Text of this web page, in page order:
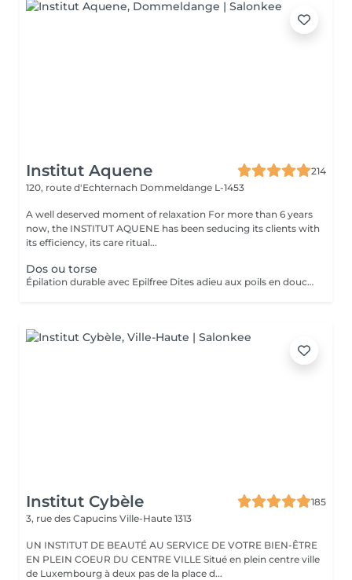
Institut Aquene
214
120, route d'Echternach Dommeldange L-1453
A well deserved moment of relaxation For more than 6 years
now, the INSTITUT AQUENE has been seducing its clients with
its efficiency, its care ritual...
Dos ou torse
Épilation durable avec Epilfree Dites adieu aux poils en douceur Découvrez Epilfree, une méthode révolutionnaire qui permet de réduire durablement la pilosité, sans laser ni contrainte. Après une épilation à la cire, une solution spécifique est appliquée pour agir directement à la racine du poil et ralentir sa repousse séance après séance. Pourquoi choisir Epilfree ? Efficace sur tous les types de poils (clairs, foncés, fins, épais) Adapté à toutes les couleurs de peau Sans aucune restriction au soleil (idéal toute l'année, même en été ) Compatible sur les zones tatouées Réduction progressive et durable de la repousse Moins de poils incarnés, peau plus douce Résultats visibles rapidement Dès les premières séances : Le poil repousse plus lentement Il devient plus fin et plus clair Les zones s'éclaircissent et s'adoucissent Pour un résultat optimal, une cure est recommandée.
Institut Cybèle
185
3, rue des Capucins Ville-Haute 1313
UN INSTITUT DE BEAUTÉ AU SERVICE DE VOTRE BIEN-ÊTRE
EN PLEIN COEUR DU CENTRE VILLE Situé en plein centre ville
de Luxembourg à deux pas de la place d...